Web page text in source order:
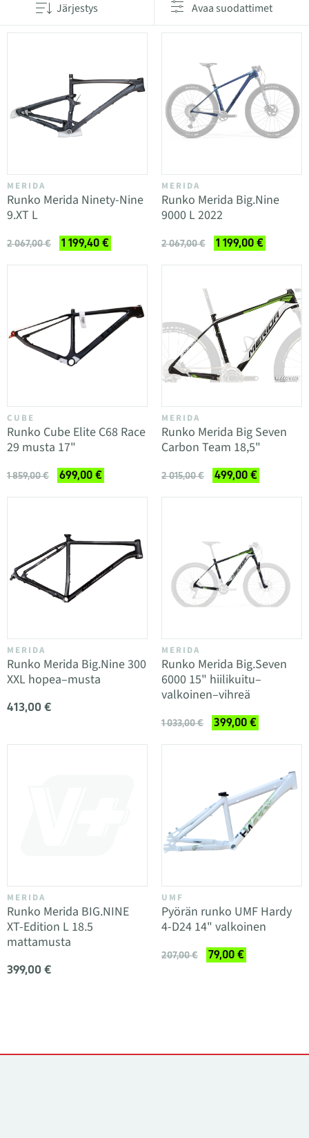
Järjestys Avaa suodattimet
MERIDA
Runko Merida Ninety-Nine
9.XT L
2 067,00 € 1 199,40 €
MERIDA
Runko Merida Big.Nine
9000 L 2022
2 067,00 € 1 199,00 €
CUBE
Runko Cube Elite C68 Race
29 musta 17"
1 859,00 € 699,00 €
MERIDA
Runko Merida Big Seven
Carbon Team 18,5"
2 015,00 € 499,00 €
MERIDA
Runko Merida Big.Nine 300
XXL hopea–musta
413,00 €
MERIDA
Runko Merida Big.Seven
6000 15" hiilikuitu–
valkoinen–vihreä
1 033,00 € 399,00 €
MERIDA
Runko Merida BIG.NINE
XT-Edition L 18.5
mattamusta
399,00 €
UMF
Pyörän runko UMF Hardy
4-D24 14" valkoinen
207,00 € 79,00 €